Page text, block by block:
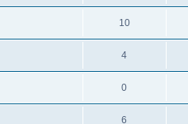
10
4
0
6